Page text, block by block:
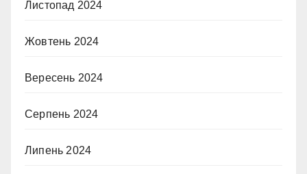
Листопад 2024
Жовтень 2024
Вересень 2024
Серпень 2024
Липень 2024